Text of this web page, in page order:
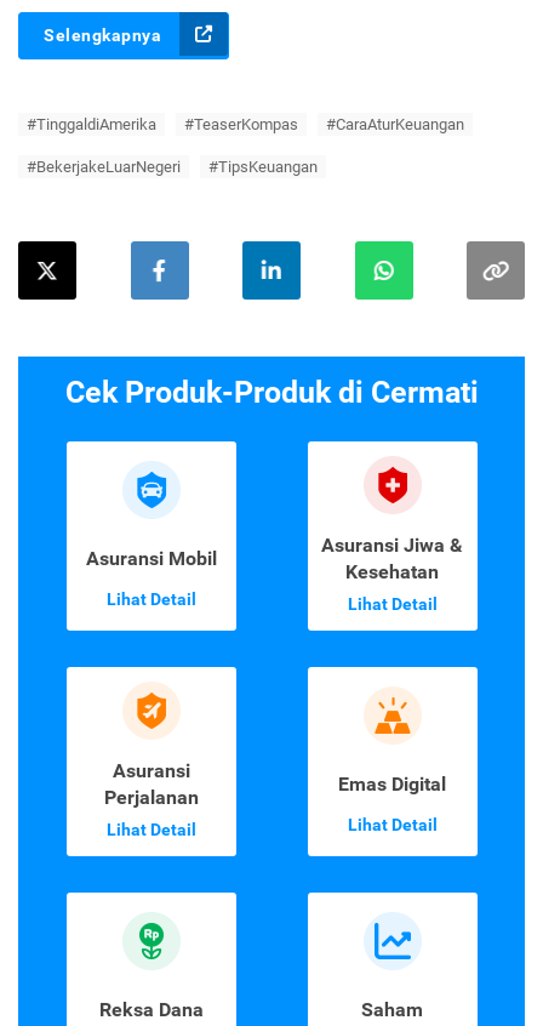
Selengkapnya
#TinggaldiAmerika #TeaserKompas #CaraAturKeuangan
#BekerjakeLuarNegeri #TipsKeuangan
Cek Produk-Produk di Cermati
Asuransi Mobil
Lihat Detail
Asuransi Jiwa &
Kesehatan
Lihat Detail
Asuransi
Perjalanan
Lihat Detail
Emas Digital
Lihat Detail
Reksa Dana Saham